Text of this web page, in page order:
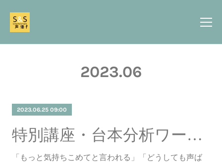
2023.06
2023.06.25 09:00
特別講座・台本分析ワークショップ
「もっと気持ちこめてと言われる」「どうしても声ば